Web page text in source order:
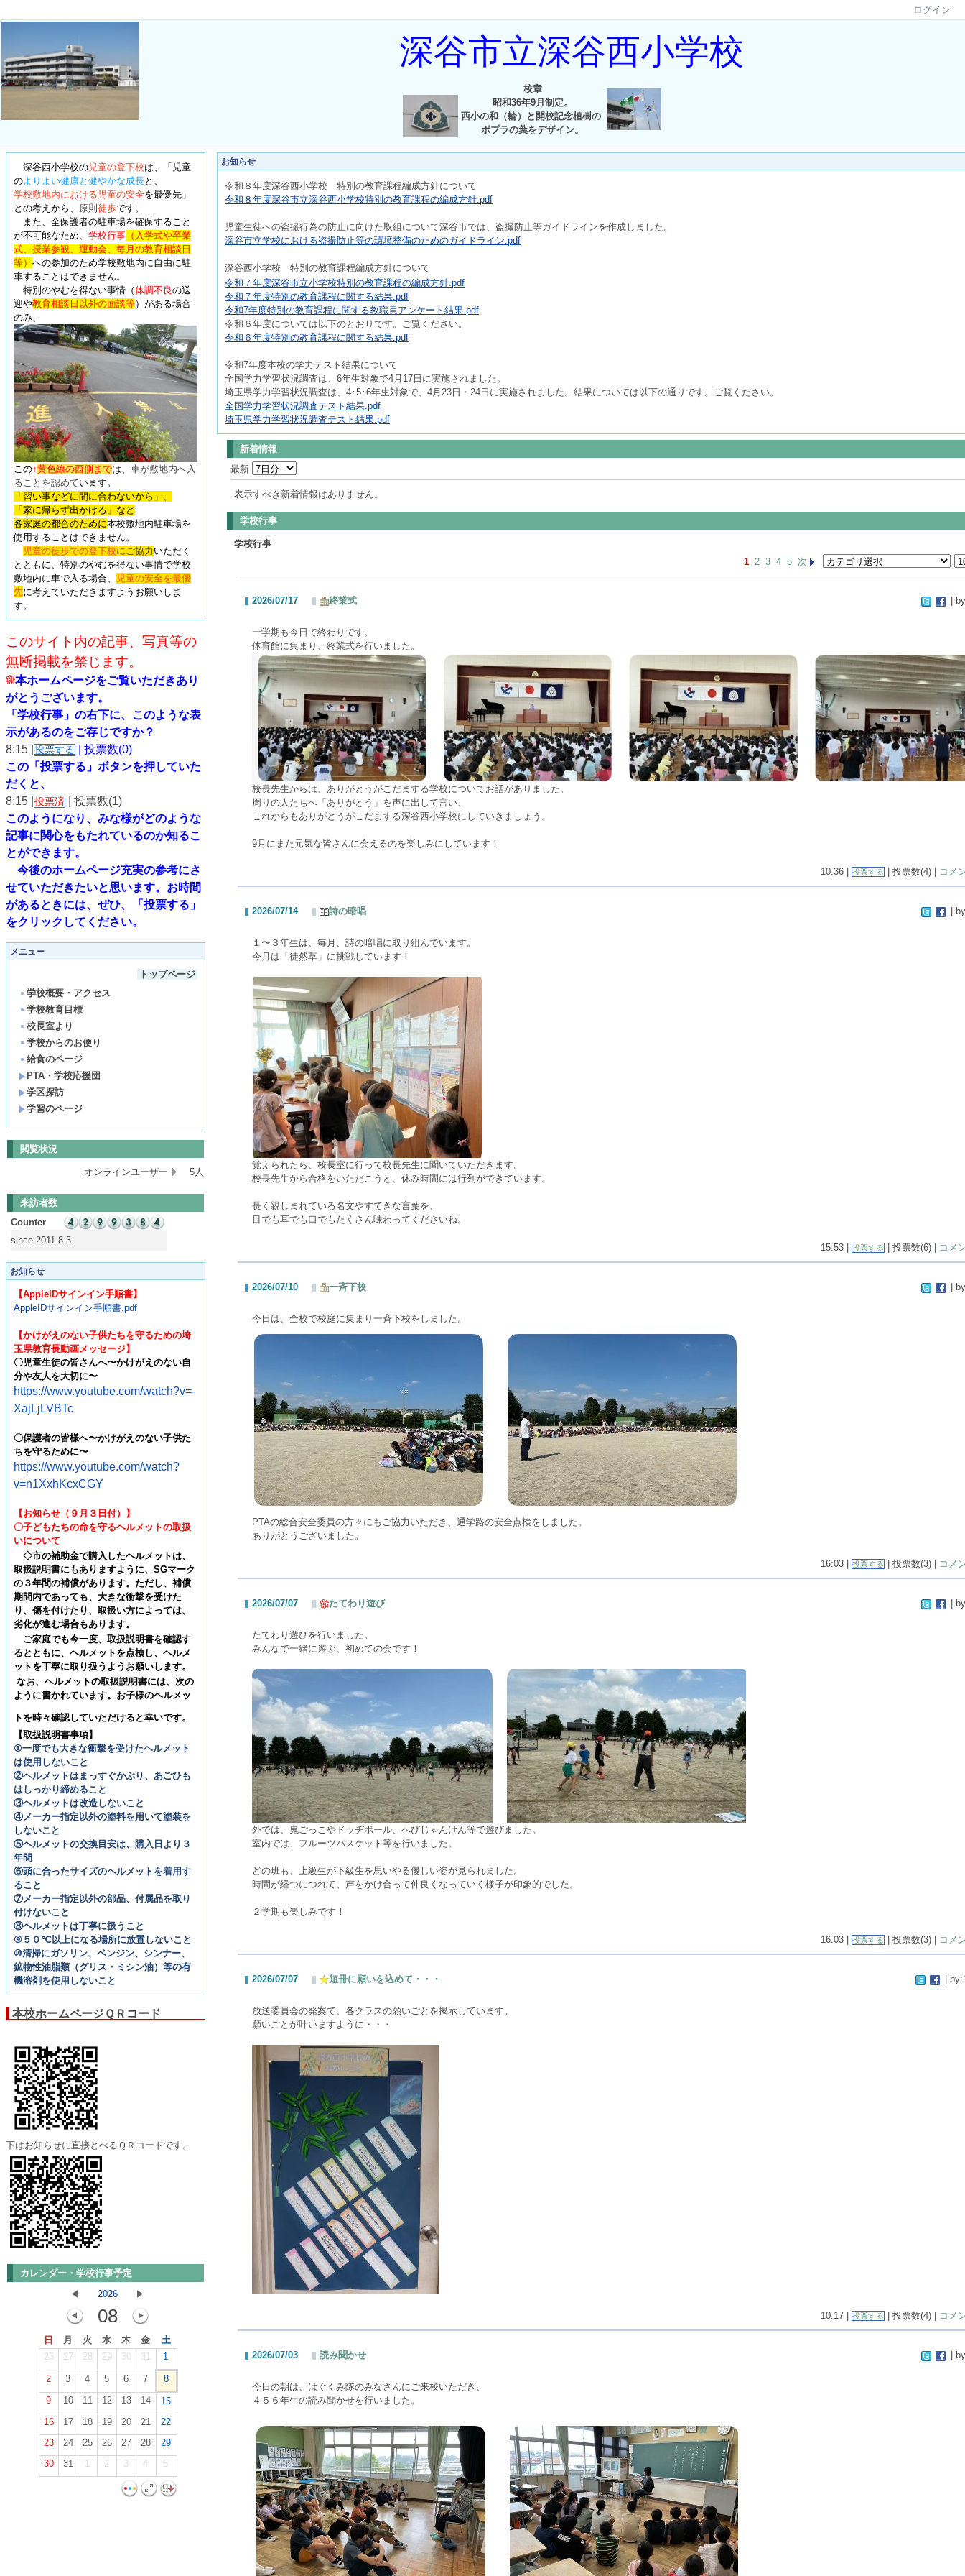
ログイン
深谷市立深谷西小学校
校章
昭和36年9月制定。
西小の和（輪）と開校記念植樹の
ポプラの葉をデザイン。
深谷西小学校の児童の登下校は、
「児童
のよりよい健康と健やかな成長と、
学校敷地内における児童の安全を最優先 」
との考えから、 原則 徒歩です。
また、全保護者の駐車場を確保すること
が不可能なため、 学校行事 （入学式や卒業
式、授業参観、運動会、毎月の教育相談日
等） への参加のため学校敷地内に自由に駐
車することはできません。
特別のやむを得ない事情 （体調不良の送
迎や教育相談日以外の面談等） がある場合
のみ、
この↑黄色線の西側までは、 車が敷地内へ入
ることを認めています。
「習い事などに間に合わないから」、
「家に帰らず出かける」など
各家庭の都合のために本校敷地内駐車場を
使用することはできません。
児童の徒歩での登下校にご協力 いただく
とともに、特別のやむを得ない事情で学校
敷地内に車で入る場合、
児童の安全を最優
先に考えていただきますようお願いしま
す。
このサイト内の記事、写真等の
無断掲載を禁じます。
本ホームページをご覧いただきあり
がとうございます。
「学校行事」の右下に、このような表
示があるのをご存じですか？
8:15 | 投票する
| 投票数(0)
この「投票する」ボタンを押していた
だくと、
8:15 | 投票済
| 投票数(1)
このようになり、 みな様がどのような
記事に関心をもたれているのか知るこ
とができます。
今後のホームページ充実の参考にさ
せていただきたいと思います。 お時間
があるときには、ぜひ、「投票する」
をクリックしてください。
メニュー
トップページ
学校概要・アクセス
学校教育目標
校長室より
学校からのお便り
給食のページ
PTA・学校応援団
学区探訪
学習のページ
閲覧状況
オンラインユーザー 5人
来訪者数
Counter
since 2011.8.3
お知らせ
【AppleIDサインイン手順書】
AppleIDサインイン手順書.pdf
【かけがえのない子供たちを守るための埼
玉県教育長動画メッセージ】
〇児童生徒の皆さんへ〜かけがえのない自
分や友人を大切に〜
https://www.youtube.com/watch?v=-
XajLjLVBTc
〇保護者の皆様へ〜かけがえのない子供た
ちを守るために〜
https://www.youtube.com/watch?
v=n1XxhKcxCGY
【お知らせ（９月３日付）】
〇子どもたちの命を守るヘルメットの取扱
いについて
◇市の補助金で購入したヘルメットは、
取扱説明書にもありますように、 SGマーク
の３年間の補償があります。ただし、補償
期間内であっても、大きな衝撃を受けた
り、傷を付けたり、取扱い方によっては、
劣化が進む場合もあります。
ご家庭でも今一度、取扱説明書を確認す
るとともに、ヘルメットを点検し、ヘルメ
ットを丁寧に取り扱うようお願いします。
なお、ヘルメットの取扱説明書には、次の
ように書かれています。お子様のヘルメッ
トを時々確認していただけると幸いです。
【取扱説明書事項】
①一度でも大きな衝撃を受けたヘルメット
は使用しないこと
②ヘルメットはまっすぐかぶり、あごひも
はしっかり締めること
③ヘルメットは改造しないこと
④メーカー指定以外の塗料を用いて塗装を
しないこと
⑤ヘルメットの交換目安は、購入日より３
年間
⑥頭に合ったサイズのヘルメットを着用す
ること
⑦メーカー指定以外の部品、付属品を取り
付けないこと
⑧ヘルメットは丁寧に扱うこと
⑨５０℃以上になる場所に放置しないこと
⑩清掃にガソリン、ベンジン、シンナー、
鉱物性油脂類（グリス・ミシン油）等の有
機溶剤を使用しないこと
本校ホームページＱＲコード
下はお知らせに直接とべるＱＲコードです。
カレンダー・学校行事予定
2026
08
日 月 火 水 木 金
土
26
27 28 29 30 31 1
2 3 4 5 6 7
8
9
10 11 12 13 14
15
16
17 18 19 20 21
22
23
24 25 26 27 28
29
30
31 1 2 3 4 5
お知らせ
令和８年度深谷西小学校 特別の教育課程編成方針について
令和８年度深谷市立深谷西小学校特別の教育課程の編成方針.pdf
児童生徒への盗撮行為の防止に向けた取組について深谷市では、盗撮防止等ガイドラインを作成しました。
深谷市立学校における盗撮防止等の環境整備のためのガイドライン.pdf
深谷西小学校 特別の教育課程編成方針について
令和７年度深谷市立小学校特別の教育課程の編成方針.pdf
令和７年度特別の教育課程に関する結果.pdf
令和7年度特別の教育課程に関する教職員アンケート結果.pdf
令和６年度については以下のとおりです。ご覧ください。
令和６年度特別の教育課程に関する結果.pdf
令和7年度本校の学力テスト結果について
全国学力学習状況調査は、6年生対象で4月17日に実施されました。
埼玉県学力学習状況調査は、4･5･6年生対象で、4月23日・24日に実施されました。結果については以下の通りです。ご覧ください。
全国学力学習状況調査テスト結果.pdf
埼玉県学力学習状況調査テスト結果.pdf
新着情報
最新
表示すべき新着情報はありません。
学校行事
学校行事
1 2 3 4 5 次
2026/07/17 終業式 |
一学期も今日で終わりです。
体育館に集まり、終業式を行いました。
校長先生からは、ありがとうがこだまする学校についてお話がありました。
周りの人たちへ「ありがとう」を声に出して言い、
これからもありがとうがこだまする深谷西小学校にしていきましょう。
9月にまた元気な皆さんに会えるのを楽しみにしています！
10:36 | 投票する | 投票数(4) | コメ
2026/07/14 詩の暗唱 |
１〜３年生は、毎月、詩の暗唱に取り組んでいます。
今月は「徒然草」に挑戦しています！
覚えられたら、校長室に行って校長先生に聞いていただきます。
校長先生から合格をいただこうと、休み時間には行列ができています。
長く親しまれている名文やすてきな言葉を、
目でも耳でも口でもたくさん味わってくださいね。
15:53 | 投票する | 投票数(6) | コメ
2026/07/10 一斉下校 |
今日は、全校で校庭に集まり一斉下校をしました。
PTAの総合安全委員の方々にもご協力いただき、通学路の安全点検をしました。
ありがとうございました。
16:03 | 投票する | 投票数(3) | コメ
2026/07/07 たてわり遊び |
たてわり遊びを行いました。
みんなで一緒に遊ぶ、初めての会です！
外では、鬼ごっこやドッヂボール、へびじゃんけん等で遊びました。
室内では、フルーツバスケット等を行いました。
どの班も、上級生が下級生を思いやる優しい姿が見られました。
時間が経つにつれて、声をかけ合って仲良くなっていく様子が印象的でした。
２学期も楽しみです！
16:03 | 投票する | 投票数(3) | コメ
2026/07/07 短冊に願いを込めて・・・ | by:
放送委員会の発案で、各クラスの願いごとを掲示しています。
願いごとが叶いますように・・・
10:17 | 投票する | 投票数(4) | コメ
2026/07/03 読み聞かせ |
今日の朝は、はぐくみ隊のみなさんにご来校いただき、
４５６年生の読み聞かせを行いました。